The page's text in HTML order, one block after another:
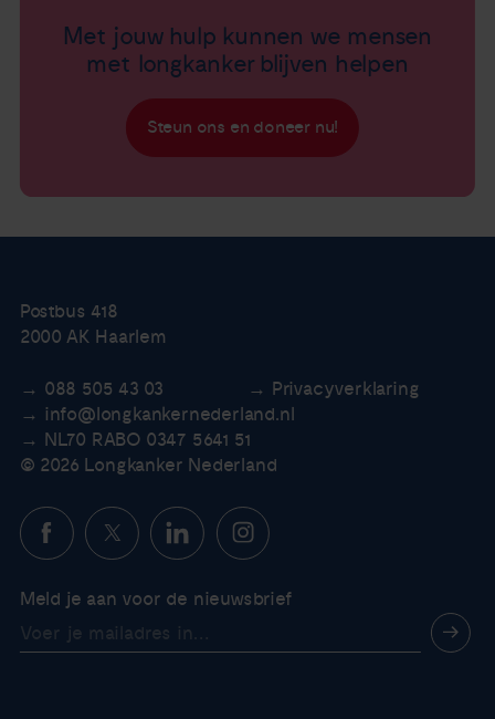
Met jouw hulp kunnen we mensen
met longkanker blijven helpen
Steun ons en doneer nu!
Postbus 418
2000 AK Haarlem
088 505 43 03
Privacyverklaring
info@longkankernederland.nl
NL70 RABO 0347 5641 51
© 2026 Longkanker Nederland
Meld je aan voor de nieuwsbrief